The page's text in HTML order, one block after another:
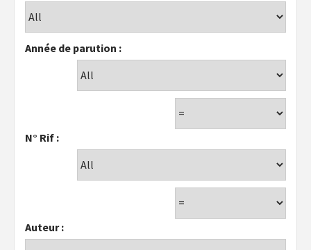
Année de parution :
N° Rif :
Auteur :